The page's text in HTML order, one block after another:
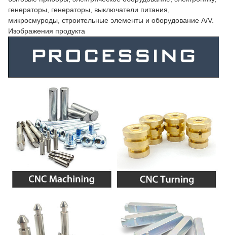
генераторы, генераторы, выключатели питания,
микросмуроды, строительные элементы и оборудование A/V.
Изображения продукта